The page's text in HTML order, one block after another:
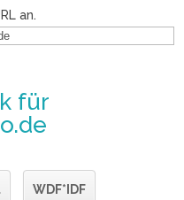
an.
für
WDF*IDF